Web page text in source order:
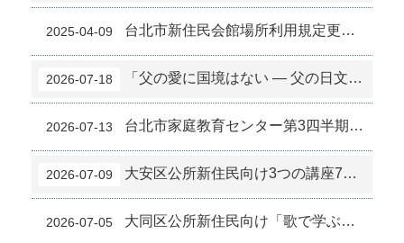
2025-04-09 台北市新住民会館場所利用規定更新公告 (4-1)
2026-07-18 「父の愛に国境はない ― 父の日文化体験イベント」8月8日、新住民家庭サービスセンターで開催 (7-7)
2026-07-13 台北市家庭教育センター第3四半期「いきいきファミリー講座」参加者募集中！（7-6）
2026-07-09 大安区公所新住民向け3つの講座7月6日10:00より申込受付開始！ (7-3)
2026-07-05 大同区公所新住民向け「歌で学ぶ台湾語」台湾語歌曲鑑賞講座 参加者募集中～（7-2）